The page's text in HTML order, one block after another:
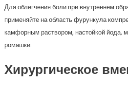
Для облегчения боли при внутреннем
применяйте на область фурункула
камфорным раствором, настойкой йода,
ромашки.
Хирургическое